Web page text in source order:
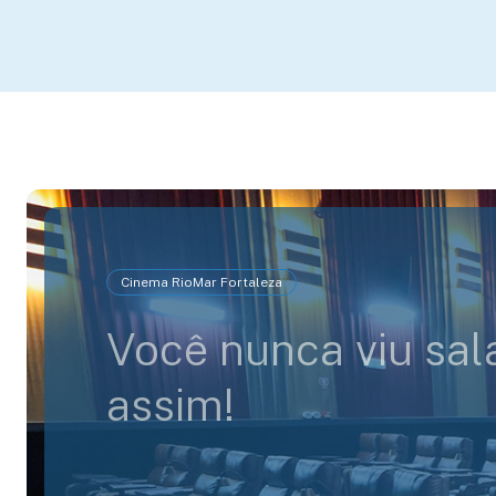
Cinema RioMar Fortaleza
Você nunca viu
assim!